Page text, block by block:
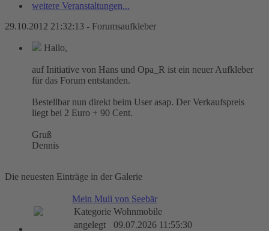
weitere Veranstaltungen...
29.10.2012 21:32:13 - Forumsaufkleber
Hallo,
auf Initiative von Hans und Opa_R ist ein neuer Aufkleber
für das Forum entstanden.
Bestellbar nun direkt beim User asap. Der Verkaufspreis
liegt bei 2 Euro + 90 Cent.
Gruß
Dennis
Die neuesten Einträge in der Galerie
Mein Muli von Seebär
Kategorie Wohnmobile
angelegt
09.07.2026 11:55:30